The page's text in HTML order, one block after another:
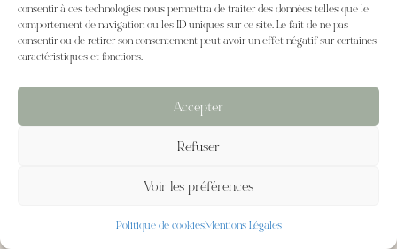
consentir à ces technologies nous permettra de traiter des données telles que le
comportement de navigation ou les ID uniques sur ce site. Le fait de ne pas
consentir ou de retirer son consentement peut avoir un effet négatif sur certaines
caractéristiques et fonctions.
Accepter
Refuser
Voir les préférences
Politique de cookiesMentions Légales
PHOTOGRAPHE DE
MARIAGE EN